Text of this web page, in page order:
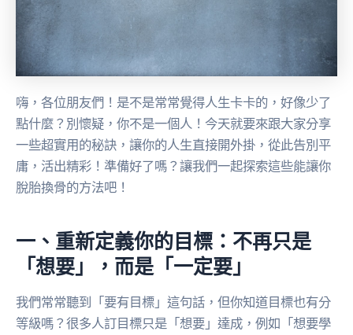
嗨，各位朋友們！是不是常常覺得人生卡卡的，好像少了
點什麼？別懷疑，你不是一個人！今天就要來跟大家分享
一些超實用的秘訣，讓你的人生直接開外掛，從此告別平
庸，活出精彩！準備好了嗎？讓我們一起探索這些能讓你
脫胎換骨的方法吧！
一、重新定義你的目標：不再只是
「想要」，而是「一定要」
我們常常聽到「要有目標」這句話，但你知道目標也有分
等級嗎？很多人訂目標只是「想要」達成，例如「想要學